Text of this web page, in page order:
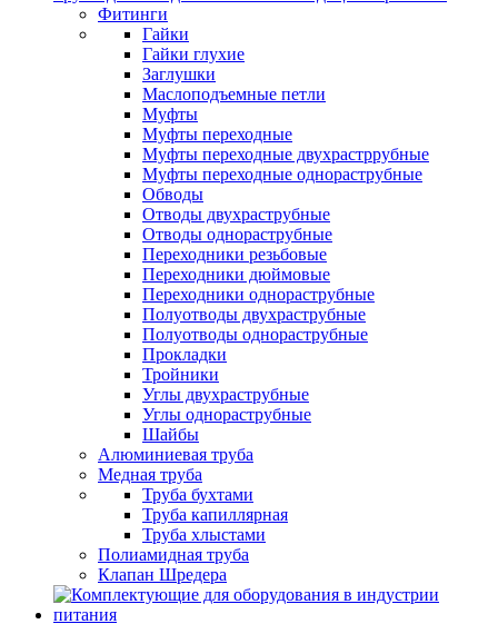
Фитинги
Гайки
Гайки глухие
Заглушки
Маслоподъемные петли
Муфты
Муфты переходные
Муфты переходные двухрастррубные
Муфты переходные однораструбные
Обводы
Отводы двухраструбные
Отводы однораструбные
Переходники резьбовые
Переходники дюймовые
Переходники однораструбные
Полуотводы двухраструбные
Полуотводы однораструбные
Прокладки
Тройники
Углы двухраструбные
Углы однораструбные
Шайбы
Алюминиевая труба
Медная труба
Труба бухтами
Труба капиллярная
Труба хлыстами
Полиамидная труба
Клапан Шредера